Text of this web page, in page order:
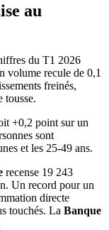
au
du T1 2026
volume recule de 0,1
freinés,
tousse.
+0,2 point sur un
sont
et les 25-49 ans.
recense 19 243
Un record pour un
directe
touchés. La Banque